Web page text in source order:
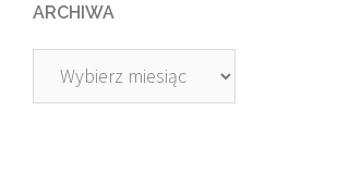
ARCHIWA
Archiwa